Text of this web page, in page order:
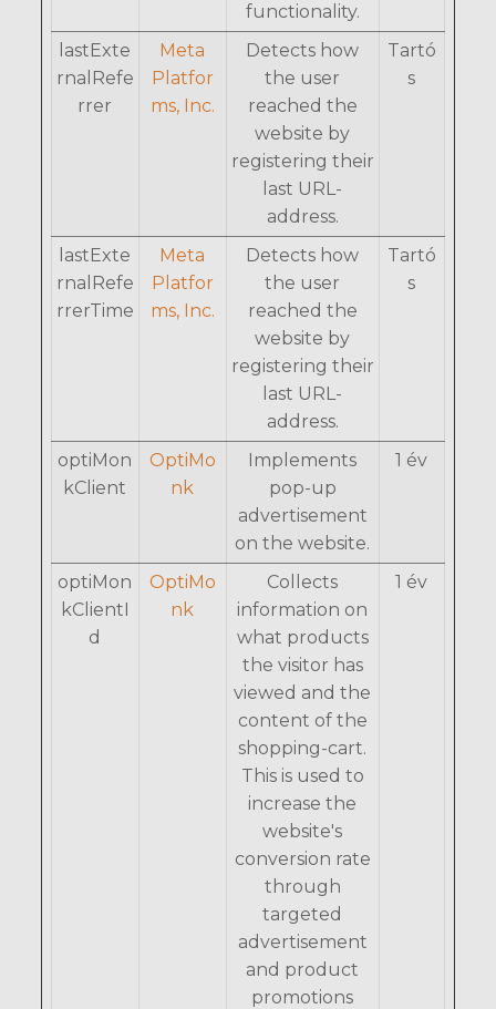
functionality.
lastExte
rnalRefe
rrer
Meta
Platfor
ms, Inc.
Detects how
the user
reached the
website by
registering their
last URL-
address.
Tartó
s
lastExte
rnalRefe
rrerTime
Meta
Platfor
ms, Inc.
Detects how
the user
reached the
website by
registering their
last URL-
address.
Tartó
s
optiMon
kClient
OptiMo
nk
Implements
pop-up
advertisement
on the website.
1 év
optiMon
kClientI
d
OptiMo
nk
Collects
information on
what products
the visitor has
viewed and the
content of the
shopping-cart.
This is used to
increase the
website's
conversion rate
through
targeted
advertisement
and product
promotions
1 év